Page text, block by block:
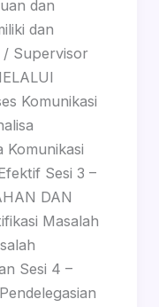
dan
dan
/ Supervisor
Komunikasi
Komunikasi
Sesi 3 –
DAN
Masalah
Sesi 4 –